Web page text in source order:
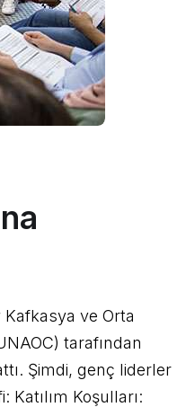
Kafkasya ve Orta
tarafından
Şimdi, genç liderler
Katılım Koşulları: